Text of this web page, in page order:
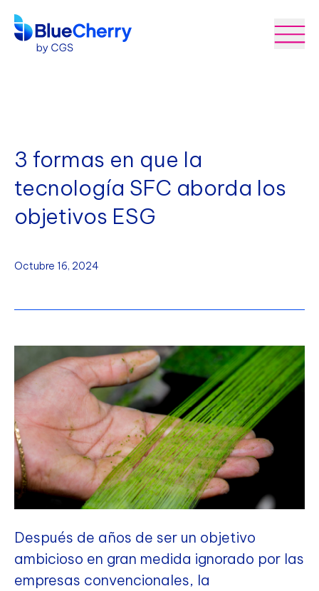
3 formas en que la
tecnología SFC aborda los
objetivos ESG
Octubre 16, 2024
Después de años de ser un objetivo
ambicioso en gran medida ignorado por las
empresas convencionales, la